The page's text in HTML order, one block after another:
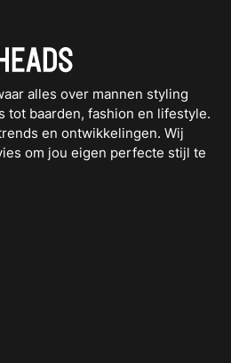
alles over mannen styling
tot baarden, fashion en lifestyle.
en ontwikkelingen. Wij
om jou eigen perfecte stijl te